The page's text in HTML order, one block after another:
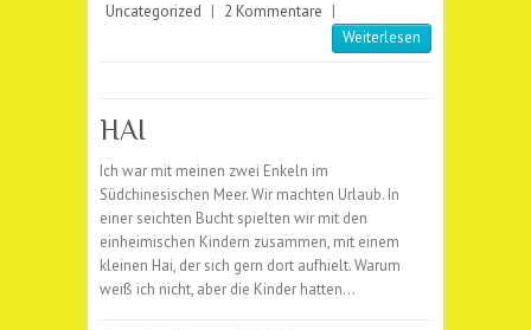
Uncategorized | 2 Kommentare |
Weiterlesen
HAI
Ich war mit meinen zwei Enkeln im
Südchinesischen Meer. Wir machten Urlaub. In
einer seichten Bucht spielten wir mit den
einheimischen Kindern zusammen, mit einem
kleinen Hai, der sich gern dort aufhielt. Warum
weiß ich nicht, aber die Kinder hatten…